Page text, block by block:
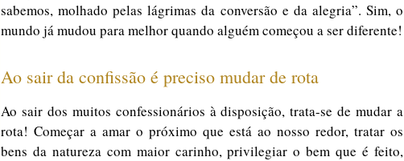
sabemos, molhado pelas lágrimas da conversão e da alegria”. Sim, o
mundo já mudou para melhor quando alguém começou a ser diferente!
Ao sair da confissão é preciso mudar de rota
Ao sair dos muitos confessionários à disposição, trata-se de mudar a
rota! Começar a amar o próximo que está ao nosso redor, tratar os
bens da natureza com maior carinho, privilegiar o bem que é feito,